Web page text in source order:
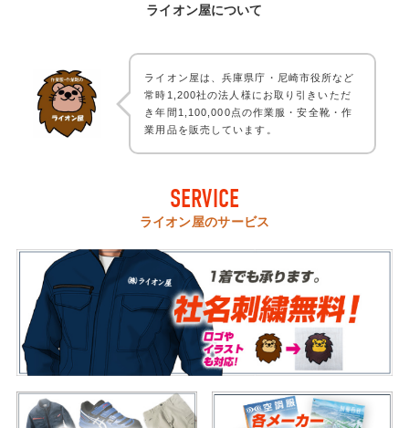
ライオン屋について
ライオン屋は、兵庫県庁・尼崎市役所など
常時1,200社の法人様にお取り引きいただ
き年間1,100,000点の作業服・安全靴・作
業用品を販売しています。
SERVICE
ライオン屋のサービス